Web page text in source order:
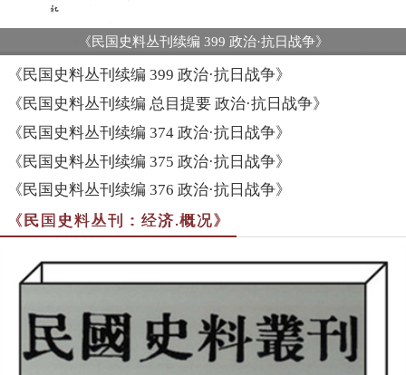
《民国史料丛刊续编 399 政治·抗日战争》
《民国史料丛刊续编 399 政治·抗日战争》
《民国史料丛刊续编 总目提要 政治·抗日战争》
《民国史料丛刊续编 374 政治·抗日战争》
《民国史料丛刊续编 375 政治·抗日战争》
《民国史料丛刊续编 376 政治·抗日战争》
《民国史料丛刊：经济.概况》